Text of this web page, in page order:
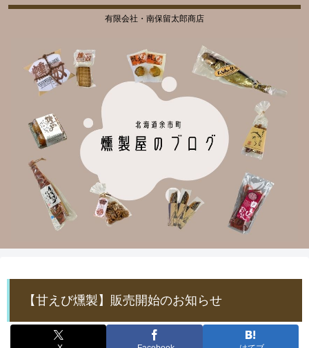
有限会社・南保留太郎商店
【甘えび燻製】販売開始のお知らせ